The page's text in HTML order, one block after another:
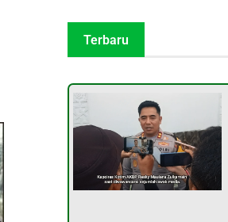
Terbaru